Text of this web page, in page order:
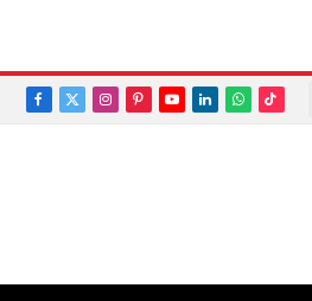
Facebook
X
Instagram
PinterestYouTubeLinkedInWhatsapp
TikTok